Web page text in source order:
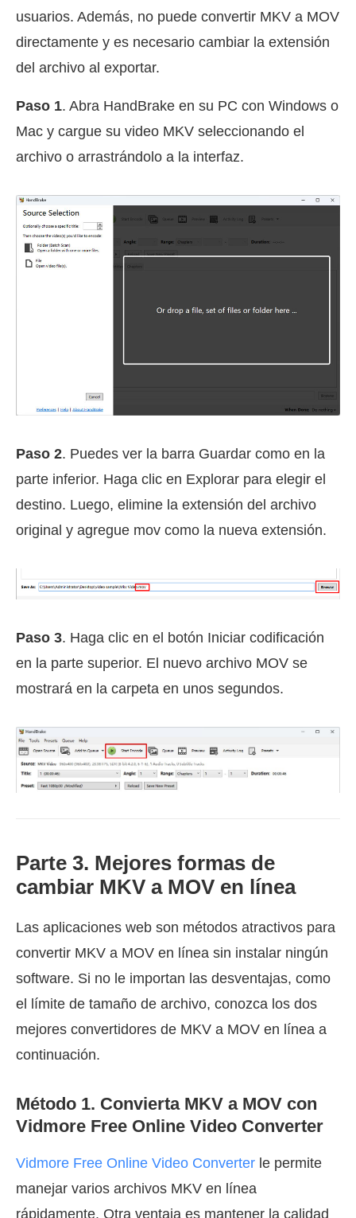
usuarios. Además, no puede convertir MKV a MOV
directamente y es necesario cambiar la extensión
del archivo al exportar.
Paso 1. Abra HandBrake en su PC con Windows o
Mac y cargue su video MKV seleccionando el
archivo o arrastrándolo a la interfaz.
Paso 2. Puedes ver la barra Guardar como en la
parte inferior. Haga clic en Explorar para elegir el
destino. Luego, elimine la extensión del archivo
original y agregue mov como la nueva extensión.
Paso 3. Haga clic en el botón Iniciar codificación
en la parte superior. El nuevo archivo MOV se
mostrará en la carpeta en unos segundos.
Parte 3. Mejores formas de
cambiar MKV a MOV en línea
Las aplicaciones web son métodos atractivos para
convertir MKV a MOV en línea sin instalar ningún
software. Si no le importan las desventajas, como
el límite de tamaño de archivo, conozca los dos
mejores convertidores de MKV a MOV en línea a
continuación.
Método 1. Convierta MKV a MOV con
Vidmore Free Online Video Converter
Vidmore Free Online Video Converter le permite
manejar varios archivos MKV en línea
rápidamente. Otra ventaja es mantener la calidad